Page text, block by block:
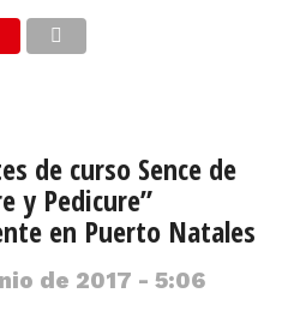
de curso Sence de
y Pedicure”
en Puerto Natales
de 2017 - 5:06